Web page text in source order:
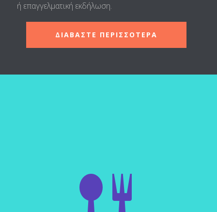
ή επαγγελματική εκδήλωση.
ΔΙΑΒΑΣΤΕ ΠΕΡΙΣΣΟΤΕΡΑ